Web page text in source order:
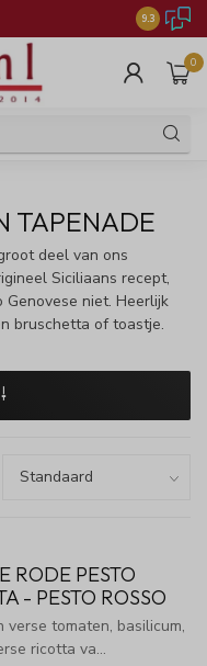
9.3
0
TAPENADE
deel van ons
Siciliaans recept,
niet. Heerlijk
bruschetta of toastje.
RODE PESTO
- PESTO ROSSO
verse tomaten, basilicum,
ricotta va...